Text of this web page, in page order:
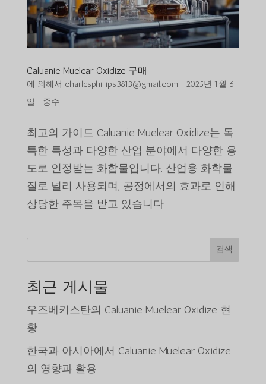
Caluanie Muelear Oxidize 구매
에 의해서 charlesphillips3813@gmail.com | 2025년 1월 6
일 | 중수
최고의 가이드 Caluanie Muelear Oxidize는 독
특한 특성과 다양한 산업 분야에서 다양한 용
도로 인정받는 화합물입니다. 산업용 화학물
질로 널리 사용되며, 공정에서의 효과로 인해
상당한 주목을 받고 있습니다.
검색
최근 게시물
우즈베키스탄의 Caluanie Muelear Oxidize 현
황
한국과 아시아에서 Caluanie Muelear Oxidize
의 영향과 활용